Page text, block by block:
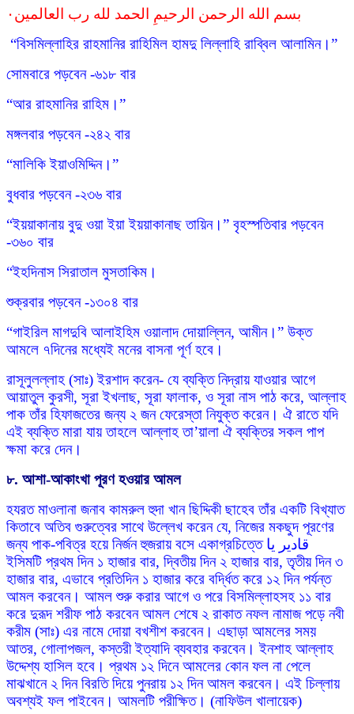
“বিসমিল্লাহির রাহমানির রাহিমিল হামদু লিল্লাহি রাব্বিল আলামিন।”
সোমবারে পড়বেন -৬১৮ বার
“আর রাহমানির রাহিম।”
মঙ্গলবার পড়বেন -২৪২ বার
“মালিকি ইয়াওমিদ্দিন।”
বুধবার পড়বেন -২৩৬ বার
“ইয়য়াকানায় বুদু ওয়া ইয়া ইয়য়াকানাছ তায়িন।” বৃহস্পতিবার পড়বেন
-৩৬০ বার
“ইহদিনাস সিরাতাল মুসতাকিম।
শুক্রবার পড়বেন -১৩০৪ বার
“গাইরিল মাগদুবি আলাইহিম ওয়ালাদ দোয়াল্লিন, আমীন।” উক্ত
আমলে ৭দিনের মধ্যেই মনের বাসনা পূর্ণ হবে।
রাসূলুলল্লাহ (সাঃ) ইরশাদ করেন- যে ব্যক্তি নিদ্রায় যাওয়ার আগে
আয়াতুল কুরসী, সূরা ইখলাছ, সূরা ফালাক, ও সূরা নাস পাঠ করে, আল্লাহ
পাক তাঁর হিফাজতের জন্য ২ জন ফেরেস্তা নিযুক্ত করেন। ঐ রাতে যদি
এই ব্যক্তি মারা যায় তাহলে আল্লাহ তা’য়ালা ঐ ব্যক্তির সকল পাপ
ক্ষমা করে দেন।
৮. আশা-আকাংখা পূরণ হওয়ার আমল
হযরত মাওলানা জনাব কামরুল হুদা খান ছিদ্দিকী ছাহেব তাঁর একটি বিখ্যাত
কিতাবে অতিব গুরুত্বের সাথে উল্লেখ করেন যে, নিজের মকছুদ পূরণের
জন্য পাক-পবিত্র হয়ে নির্জন হুজরায় বসে একাগ্রচিত্তে قادير يا
ইসিমটি প্রথম দিন ১ হাজার বার, দ্বিতীয় দিন ২ হাজার বার, তৃতীয় দিন ৩
হাজার বার, এভাবে প্রতিদিন ১ হাজার করে বর্দ্ধিত করে ১২ দিন পর্যন্ত
আমল করবেন। আমল শুরু করার আগে ও পরে বিসমিল্লাহসহ ১১ বার
করে দুরূদ শরীফ পাঠ করবেন আমল শেষে ২ রাকাত নফল নামাজ পড়ে নবী
করীম (সাঃ) এর নামে দোয়া বখশীশ করবেন। এছাড়া আমলের সময়
আতর, গোলাপজল, কস্তরী ইত্যাদি ব্যবহার করবেন। ইনশাহ আল্লাহ
উদ্দেশ্য হাসিল হবে। প্রথম ১২ দিনে আমলের কোন ফল না পেলে
মাঝখানে ২ দিন বিরতি দিয়ে পুনরায় ১২ দিন আমল করবেন। এই চিল্লায়
অবশ্যই ফল পাইবেন। আমলটি পরীক্ষিত। (নাফিউল খালায়েক)